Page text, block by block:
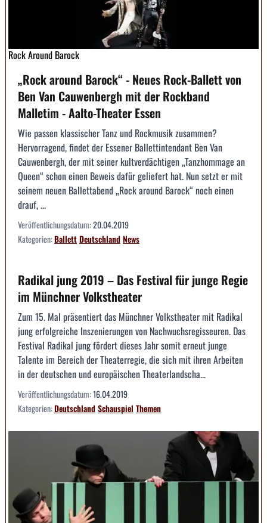
Rock Around Barock
„Rock around Barock“ - Neues Rock-Ballett von
Ben Van Cauwenbergh mit der Rockband
Malletim - Aalto-Theater Essen
Wie passen klassischer Tanz und Rockmusik zusammen?
Hervorragend, findet der Essener Ballettintendant Ben Van
Cauwenbergh, der mit seiner kultverdächtigen „Tanzhommage an
Queen“ schon einen Beweis dafür geliefert hat. Nun setzt er mit
seinem neuen Ballettabend „Rock around Barock“ noch einen
drauf, ...
Veröffentlichungsdatum:20.04.2019
Kategorien:BallettDeutschlandNews
Radikal jung 2019 – Das Festival für junge Regie
im Münchner Volkstheater
Zum 15. Mal präsentiert das Münchner Volkstheater mit Radikal
jung erfolgreiche Inszenierungen von Nachwuchsregisseuren. Das
Festival Radikal jung fördert dieses Jahr somit erneut junge
Talente im Bereich der Theaterregie, die sich mit ihren Arbeiten
in der deutschen und europäischen Theaterlandscha...
Veröffentlichungsdatum:16.04.2019
Kategorien:DeutschlandSchauspiel Themen